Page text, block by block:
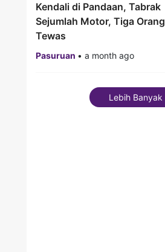
Kendali di Pandaan, Tabrak
Sejumlah Motor, Tiga Orang
Tewas
Pasuruan • a month ago
Lebih Banyak